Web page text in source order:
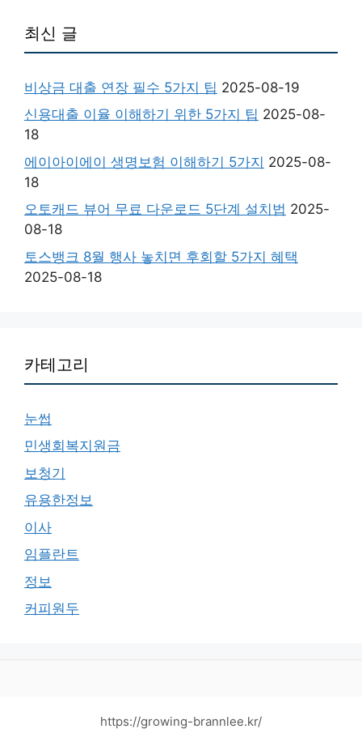
최신 글
비상금 대출 연장 필수 5가지 팁 2025-08-19
신용대출 이율 이해하기 위한 5가지 팁 2025-08-
18
에이아이에이 생명보험 이해하기 5가지 2025-08-
18
오토캐드 뷰어 무료 다운로드 5단계 설치법 2025-
08-18
토스뱅크 8월 행사 놓치면 후회할 5가지 혜택
2025-08-18
카테고리
눈썹
민생회복지원금
보청기
유용한정보
이사
임플란트
정보
커피원두
https://growing-brannlee.kr/